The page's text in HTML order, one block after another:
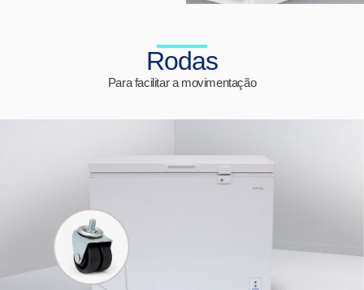
Rodas
Para facilitar a movimentação